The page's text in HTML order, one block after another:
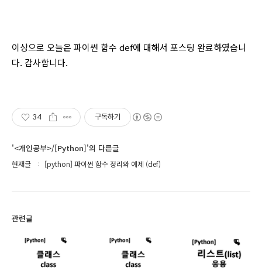
이상으로 오늘은 파이썬 함수 def에 대해서 포스팅 완료하였습니
다. 감사합니다.
34 구독하기
'<개인공부>/[Python]'의 다른글
현재글 [python] 파이썬 함수 정리와 예제 (def)
관련글